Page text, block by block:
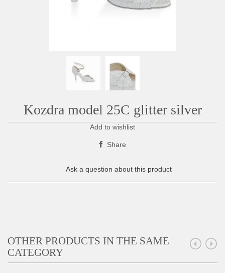
Kozdra model 25C glitter silver
Add to wishlist
Share
Ask a question about this product
OTHER PRODUCTS IN THE SAME
CATEGORY